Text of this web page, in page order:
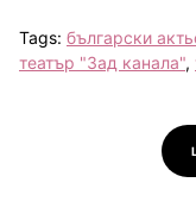
Tags: български
театър "Зад канала",